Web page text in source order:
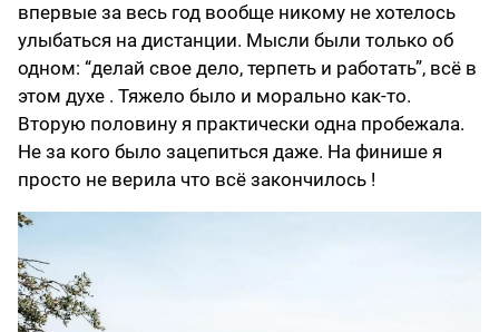
впервые за весь год вообще никому не хотелось
улыбаться на дистанции. Мысли были только об
одном: “делай свое дело, терпеть и работать”, всё в
этом духе . Тяжело было и морально как-то.
Вторую половину я практически одна пробежала.
Не за кого было зацепиться даже. На финише я
просто не верила что всё закончилось !